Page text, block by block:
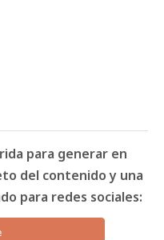
para generar en
del contenido y una
para redes sociales: